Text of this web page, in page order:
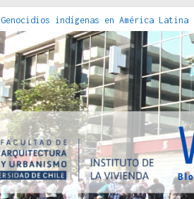
Genocidios indígenas en América Latina
Estudios sobre la espacialización de
Donde el pedernal choca con el
Criterios técnicos para una vivienda
Red de consultorios de la Caja del